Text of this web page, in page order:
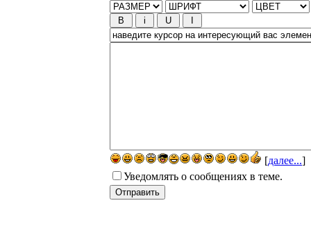
[далее...]
Уведомлять о сообщениях в теме.